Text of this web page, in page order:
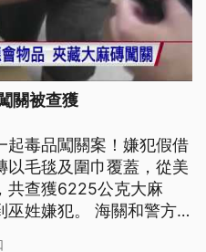
關被查獲
起毒品闖關案！嫌犯假借
以毛毯及圍巾覆蓋，從美
共查獲6225公克大麻
。 海關和警方